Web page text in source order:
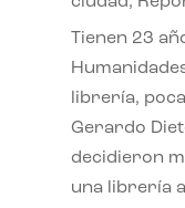
Tienen 23
librería,
Gerardo
decidieron
una librería